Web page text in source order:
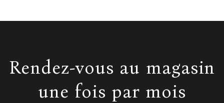
Rendez-vous au magasin
une fois par mois